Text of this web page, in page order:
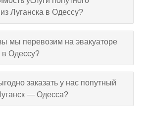
Луганска в Одессу?
мы перевозим на эвакуаторе
в Одессу?
заказать у нас попутный
— Одесса?